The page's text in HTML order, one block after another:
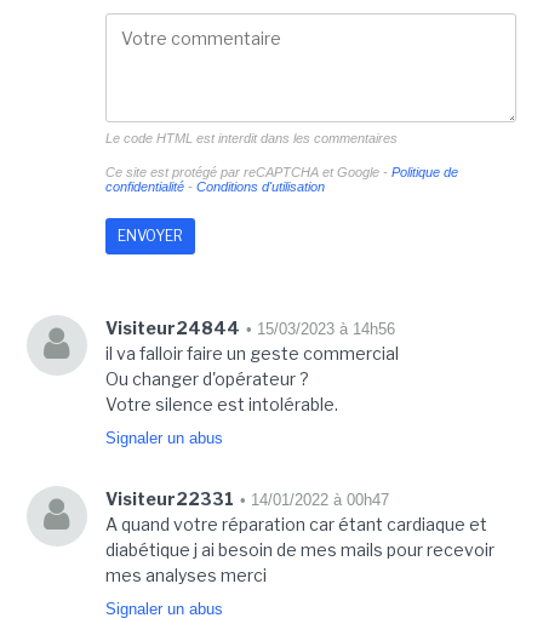
Le code HTML est interdit dans les commentaires
Ce site est protégé par reCAPTCHA et Google - Politique de
confidentialité- Conditions d'utilisation
Visiteur24844 • 15/03/2023 à 14h56
il va falloir faire un geste commercial
Ou changer d'opérateur ?
Votre silence est intolérable.
Signaler un abus
Visiteur22331 • 14/01/2022 à 00h47
A quand votre réparation car étant cardiaque et
diabétique j ai besoin de mes mails pour recevoir
mes analyses merci
Signaler un abus